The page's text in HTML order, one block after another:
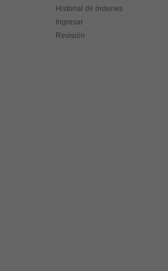
Historial de órdenes
Ingresar
Revisión